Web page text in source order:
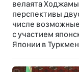
велаята
перспективы
числе
с участием
Японии в